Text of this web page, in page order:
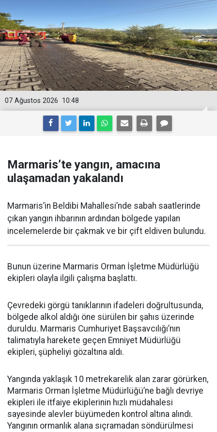
10:48
07 Ağustos 2026
Marmaris’te yangın, amacına
ulaşamadan yakalandı
Marmaris’in Beldibi Mahallesi’nde sabah saatlerinde
çıkan yangın ihbarının ardından bölgede yapılan
incelemelerde bir çakmak ve bir çift eldiven bulundu.
Bunun üzerine Marmaris Orman İşletme Müdürlüğü
ekipleri olayla ilgili çalışma başlattı.
Çevredeki görgü tanıklarının ifadeleri doğrultusunda,
bölgede alkol aldığı öne sürülen bir şahıs üzerinde
duruldu. Marmaris Cumhuriyet Başsavcılığı’nın
talimatıyla harekete geçen Emniyet Müdürlüğü
ekipleri, şüpheliyi gözaltına aldı.
Yangında yaklaşık 10 metrekarelik alan zarar görürken,
Marmaris Orman İşletme Müdürlüğü’ne bağlı devriye
ekipleri ile itfaiye ekiplerinin hızlı müdahalesi
sayesinde alevler büyümeden kontrol altına alındı.
Yangının ormanlık alana sıçramadan söndürülmesi